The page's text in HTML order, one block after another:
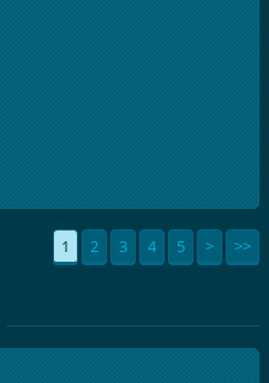
1 2 3 4 5 > >>